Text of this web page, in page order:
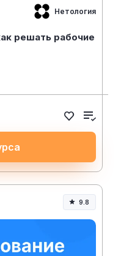
Нетология
решать рабочие
9.8